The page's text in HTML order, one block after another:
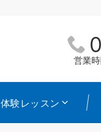
営業
験レッスン